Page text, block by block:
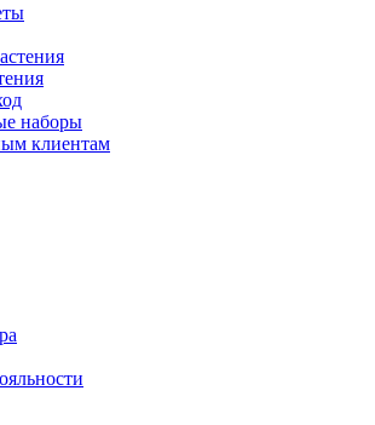
наборы
клиентам